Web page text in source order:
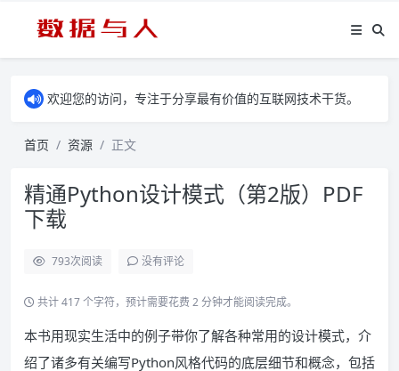
欢迎您的访问，专注于分享最有价值的互联网技术干货。
首页 资源 正文
精通Python设计模式（第2版）PDF
下载
793次阅读 没有评论
共计 417 个字符，预计需要花费 2 分钟才能阅读完成。
本书用现实生活中的例子带你了解各种常用的设计模式，介
绍了诸多有关编写Python风格代码的底层细节和概念，包括